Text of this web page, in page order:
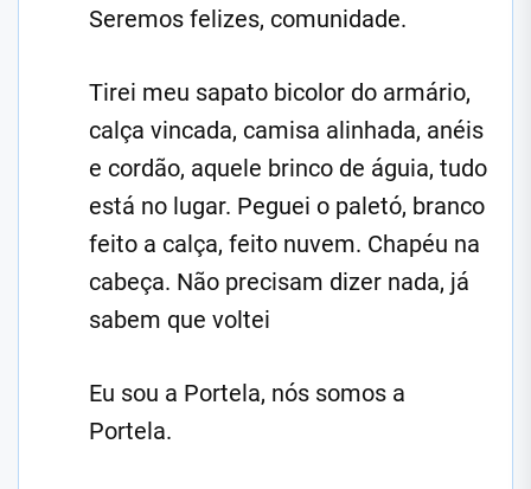
Seremos felizes, comunidade.
Tirei meu sapato bicolor do armário,
calça vincada, camisa alinhada, anéis
e cordão, aquele brinco de águia, tudo
está no lugar. Peguei o paletó, branco
feito a calça, feito nuvem. Chapéu na
cabeça. Não precisam dizer nada, já
sabem que voltei
Eu sou a Portela, nós somos a
Portela.